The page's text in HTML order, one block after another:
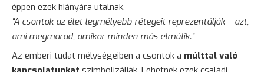
éppen ezek hiányára utalnak.
"A csontok az élet legmélyebb rétegeit reprezentálják – azt,
ami megmarad, amikor minden más elmúlik."
Az emberi tudat mélységeiben a csontok a múlttal való